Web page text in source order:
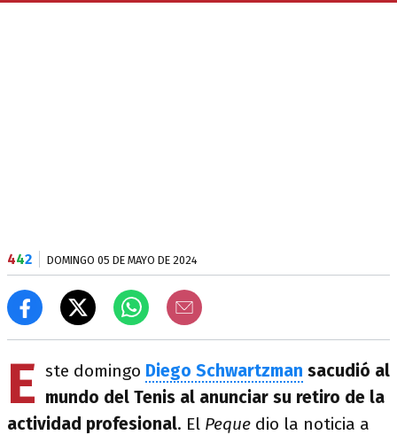
442 DOMINGO 05 DE MAYO DE 2024
E ste domingo Diego Schwartzman sacudió al
mundo del Tenis al anunciar su retiro de la
actividad profesional. El Peque dio la noticia a